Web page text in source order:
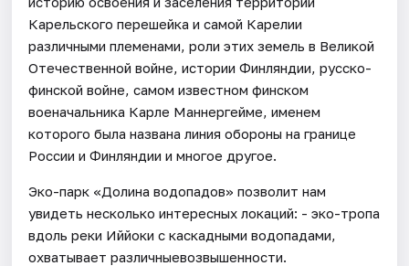
Карельского перешейка и самой Карелии
различными племенами, роли этих земель в Великой
Отечественной войне, истории Финляндии, русско-
финской войне, самом известном финском
военачальника Карле Маннергейме, именем
которого была названа линия обороны на границе
России и Финляндии и многое другое.
Эко-парк «Долина водопадов» позволит нам
увидеть несколько интересных локаций: - эко-тропа
вдоль реки Иййоки с каскадными водопадами,
охватывает различныевозвышенности.